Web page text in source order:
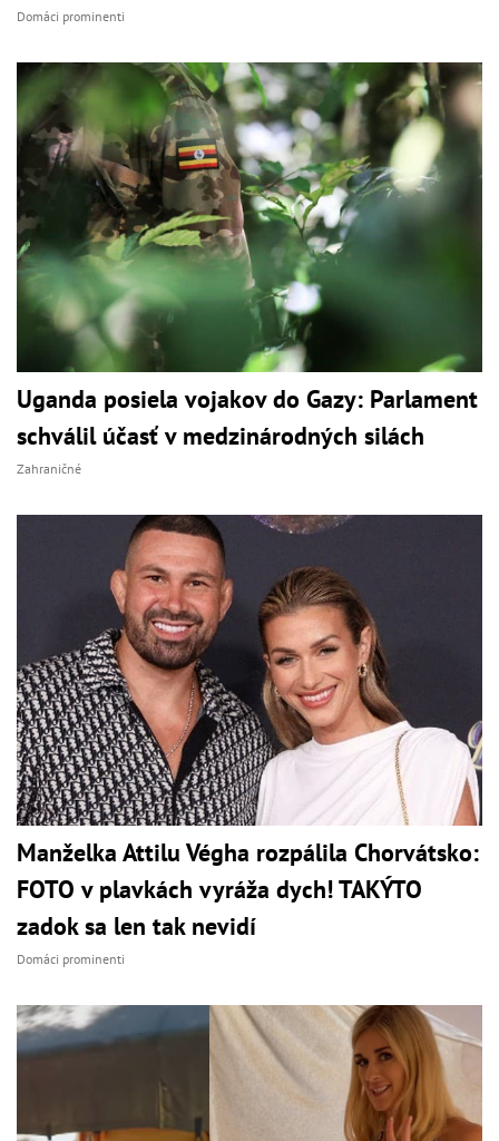
Domáci prominenti
Uganda posiela vojakov do Gazy: Parlament
schválil účasť v medzinárodných silách
Zahraničné
Manželka Attilu Végha rozpálila Chorvátsko:
FOTO v plavkách vyráža dych! TAKÝTO
zadok sa len tak nevidí
Domáci prominenti